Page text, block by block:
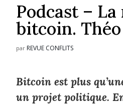
Podcast –
bitcoin.
par REVUE CONFLITS
Bitcoin est plus
un projet politique.